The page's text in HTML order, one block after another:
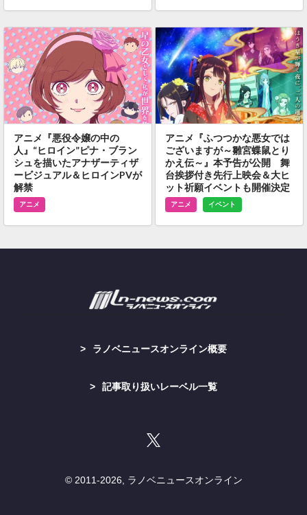
アニメ『悪役令嬢の中の
人』“ヒロイン”ピナ・ブラン
シュを描いたアナザーティザ
ービジュアル＆ヒロインPVが
解禁
アニメ
アニメ『ふつつかな悪女では
ございますが～雛宮蝶鼠とり
かえ伝～』本予告が公開 舞
台挨拶付き先行上映会＆大ヒ
ット祈願イベントも開催決定
アニメ イベント
ラノベニュースオンライン概要
記事取り扱いレーベル一覧
© 2011-2026, ラノベニュースオンライン